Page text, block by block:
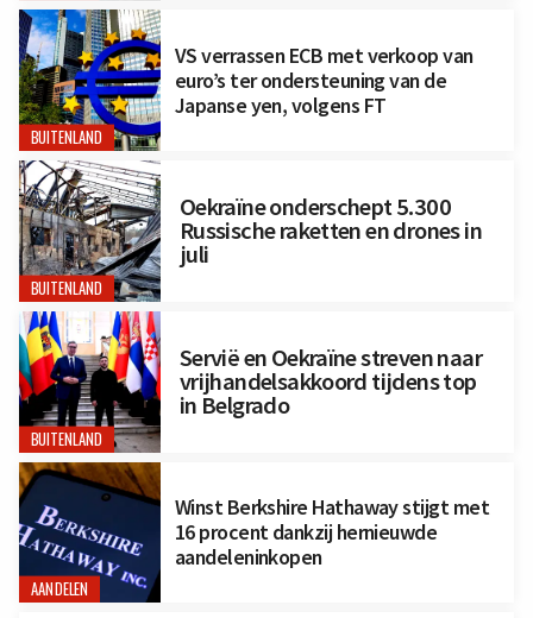
BUITENLAND
VS verrassen ECB met verkoop van
euro’s ter ondersteuning van de
Japanse yen, volgens FT
BUITENLAND
Oekraïne onderschept 5.300
Russische raketten en drones in
juli
BUITENLAND
Servië en Oekraïne streven naar
vrijhandelsakkoord tijdens top
in Belgrado
AANDELEN
Winst Berkshire Hathaway stijgt met
16 procent dankzij hernieuwde
aandeleninkopen